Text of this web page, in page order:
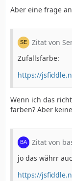
Aber eine frage
Zitat von
Zufallsfarbe:
https://
Wenn ich das
farben? Aber
Zitat von
jo das währr
https://